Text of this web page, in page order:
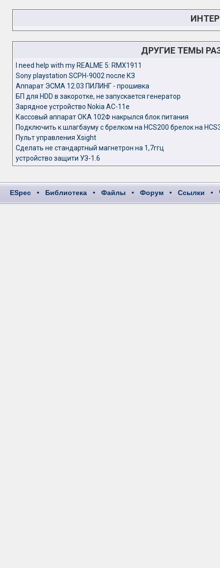
ДРУГИЕ ТЕМЫ
I need help with my REALME 5: RMX1911
Sony playstation SCPH-9002 после КЗ
Аппарат ЭСМА 12.03 ПИЛИНГ - прошивка
БП для HDD в закоротке, не запускается генератор
Зарядное устройство Nokia AC-11e
Кассовый аппарат ОКА 102Ф накрылся блок питания
Подключить к шлагбауму с брелком на HCS200 брелок на
Пульт управления Xsight
Сделать не стандартный магнетрон на 1,7ггц
устройство защити УЗ-1.6
ESpec • Библиотека • Файлы • Форум • Ссылки •